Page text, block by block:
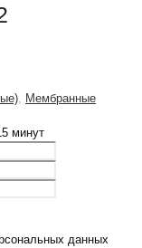
Мембранные
минут
данных